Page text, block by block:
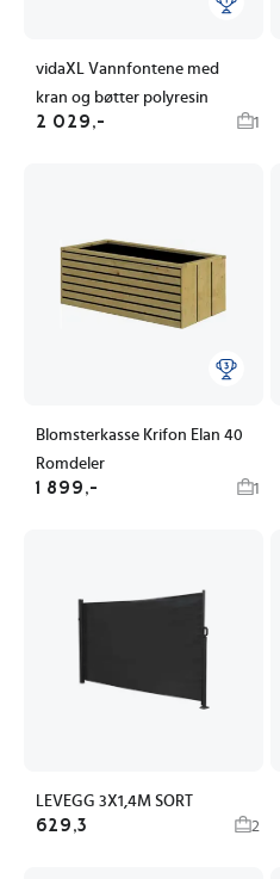
vidaXL Vannfontene med
kran og bøtter polyresin
2 029,- 1
Blomsterkasse Krifon Elan 40
Romdeler
1 899,- 1
LEVEGG 3X1,4M SORT
629,3 2